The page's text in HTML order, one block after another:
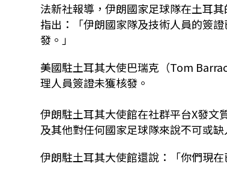
法新社報導，伊朗國家足球隊在土耳
指出：「伊朗國家隊及技術人員的簽
發。」
美國駐土耳其大使巴瑞克（Tom
理人員簽證未獲核發。
伊朗駐土耳其大使館在社群平台X發文
及其他對任何國家足球隊來說不可或缺
伊朗駐土耳其大使館還說：「你們現